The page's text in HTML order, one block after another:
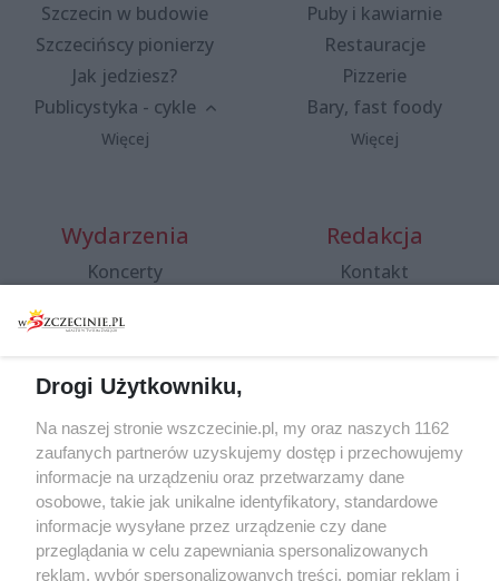
Szczecin w budowie
Szczecińscy pionierzy
Jak jedziesz?
Publicystyka - cykle
Więcej
Puby i kawiarnie
Restauracje
Pizzerie
Bary, fast foody
Więcej
Wydarzenia
Koncerty
Spacery i oprowadzania
targi
Wernisaże
Więcej
Redakcja
Kontakt
Specjalny koncert z okazji
20. urodzin portalu
wSzczecinie.pl
Regulamin konkursów
śniadaniówka "Hej
Szczecin! Jest piątek!"
Drogi Użytkowniku,
Na naszej stronie wszczecinie.pl, my oraz naszych 1162
zaufanych partnerów uzyskujemy dostęp i przechowujemy
informacje na urządzeniu oraz przetwarzamy dane
osobowe, takie jak unikalne identyfikatory, standardowe
informacje wysyłane przez urządzenie czy dane
przeglądania w celu zapewniania spersonalizowanych
reklam, wybór spersonalizowanych treści, pomiar reklam i